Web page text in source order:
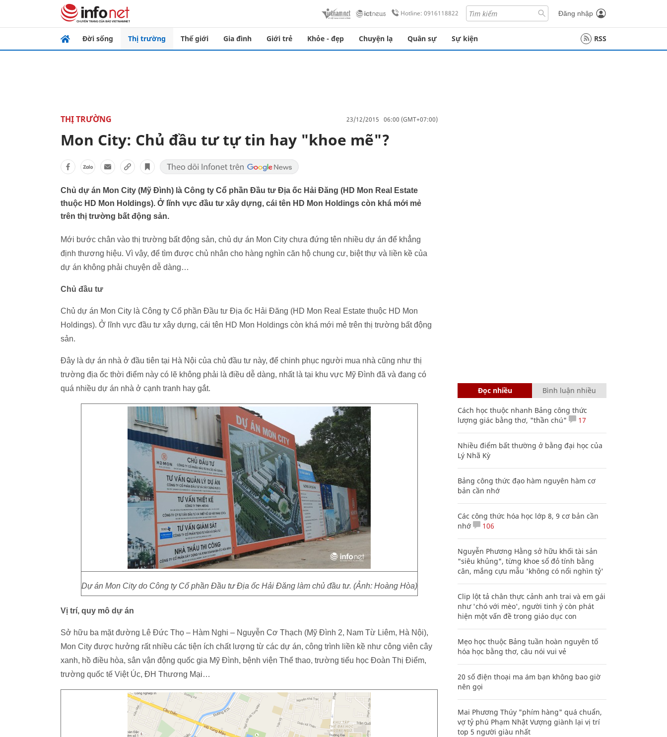
Hotline: 0916118822 Đăng nhập
Đời sống Thị trường Thế giới Gia đình Giới trẻ Khỏe - đẹp Chuyện lạ Quân sự Sự kiện RSS
THỊ TRƯỜNG 23/12/2015 06:00 (GMT+07:00)
Mon City: Chủ đầu tư tự tin hay "khoe mẽ"?
Chủ dự án Mon City (Mỹ Đình) là Công ty Cổ phần Đầu tư Địa ốc Hải Đăng (HD Mon Real Estate
thuộc HD Mon Holdings). Ở lĩnh vực đầu tư xây dựng, cái tên HD Mon Holdings còn khá mới mẻ
trên thị trường bất động sản.
Mới bước chân vào thị trường bất động sản, chủ dự án Mon City chưa đứng tên nhiều dự án để khẳng
định thương hiệu. Vì vậy, để tìm được chủ nhân cho hàng nghìn căn hộ chung cư, biệt thự và liền kề của
dự án không phải chuyện dễ dàng…
Chủ đầu tư
Chủ dự án Mon City là Công ty Cổ phần Đầu tư Địa ốc Hải Đăng (HD Mon Real Estate thuộc HD Mon
Holdings). Ở lĩnh vực đầu tư xây dựng, cái tên HD Mon Holdings còn khá mới mẻ trên thị trường bất động
sản.
Đây là dự án nhà ở đầu tiên tại Hà Nội của chủ đầu tư này, để chinh phục người mua nhà cũng như thị
trường địa ốc thời điểm này có lẽ không phải là điều dễ dàng, nhất là tại khu vực Mỹ Đình đã và đang có
quá nhiều dự án nhà ở cạnh tranh hay gắt.
Dự án Mon City do Công ty Cổ phần Đầu tư Địa ốc Hải Đăng làm chủ đầu tư. (Ảnh: Hoàng Hòa)
Vị trí, quy mô dự án
Sở hữu ba mặt đường Lê Đức Thọ – Hàm Nghi – Nguyễn Cơ Thạch (Mỹ Đình 2, Nam Từ Liêm, Hà Nội),
Mon City được hưởng rất nhiều các tiện ích chất lượng từ các dự án, công trình liền kề như công viên cây
xanh, hồ điều hòa, sân vận động quốc gia Mỹ Đình, bệnh viện Thể thao, trường tiểu học Đoàn Thị Điểm,
trường quốc tế Việt Úc, ĐH Thương Mại…
Đọc nhiều Bình luận nhiều
Cách học thuộc nhanh Bảng công thức
lượng giác bằng thơ, "thần chú"
17
Nhiều điểm bất thường ở bằng đại học của
Lý Nhã Kỳ
Bảng công thức đạo hàm nguyên hàm cơ
bản cần nhớ
Các công thức hóa học lớp 8, 9 cơ bản cần
nhớ
106
Nguyễn Phương Hằng sở hữu khối tài sản
"siêu khủng", từng khoe sổ đỏ tính bằng
cân, mắng cựu mẫu 'không có nổi nghìn tỷ'
Clip lột tả chân thực cảnh anh trai và em gái
như 'chó với mèo', người tinh ý còn phát
hiện một vấn đề trong giáo dục con
Mẹo học thuộc Bảng tuần hoàn nguyên tố
hóa học bằng thơ, câu nói vui vẻ
20 số điện thoại ma ám bạn không bao giờ
nên gọi
Mai Phương Thúy "phím hàng" quá chuẩn,
vợ tỷ phú Phạm Nhật Vượng giành lại vị trí
top 5 người giàu nhất